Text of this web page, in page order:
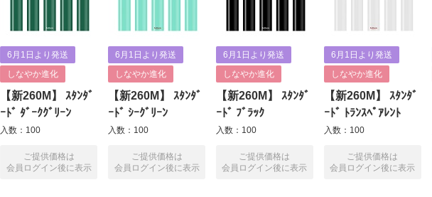
6月1日より発送
しなやか進化
【新260M】 ｽﾀﾝﾀﾞ
ｰﾄﾞ ﾀﾞｰｸｸﾞﾘｰﾝ
入数：100
ご提供価格は
会員ログイン後に表示
6月1日より発送
しなやか進化
【新260M】 ｽﾀﾝﾀﾞ
ｰﾄﾞ ｼｰｸﾞﾘｰﾝ
入数：100
ご提供価格は
会員ログイン後に表示
6月1日より発送
しなやか進化
【新260M】 ｽﾀﾝﾀﾞ
ｰﾄﾞ ﾌﾞﾗｯｸ
入数：100
ご提供価格は
会員ログイン後に表示
6月1日より発送
しなやか進化
【新260M】 ｽﾀﾝﾀﾞ
ｰﾄﾞ ﾄﾗﾝｽﾍﾟｱﾚﾝﾄ
入数：100
ご提供価格は
会員ログイン後に表示